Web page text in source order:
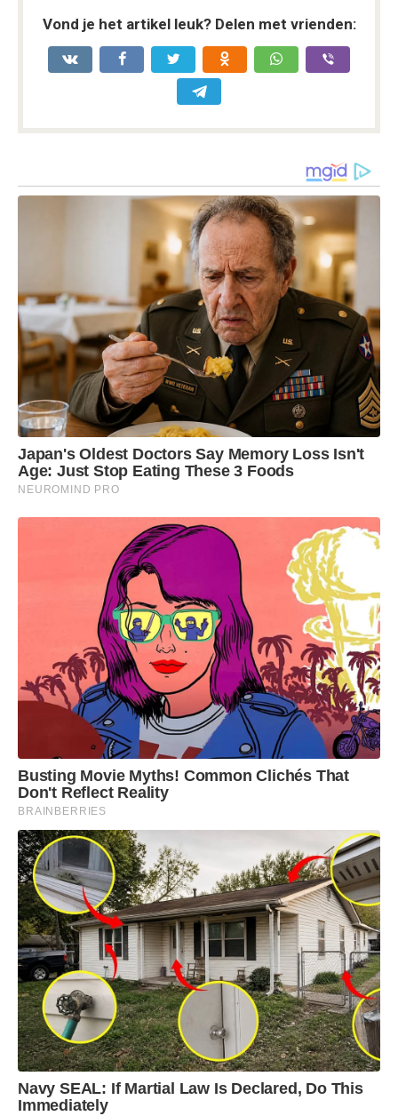
Vond je het artikel leuk? Delen met vrienden: